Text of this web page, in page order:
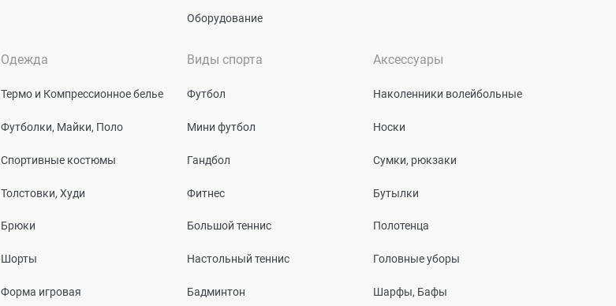
Оборудование
Одежда
Термо и Компрессионное белье
Футболки, Майки, Поло
Спортивные костюмы
Толстовки, Худи
Брюки
Шорты
Форма игровая
Виды спорта
Футбол
Мини футбол
Гандбол
Фитнес
Большой теннис
Настольный теннис
Бадминтон
Аксессуары
Наколенники волейбольные
Носки
Сумки, рюкзаки
Бутылки
Полотенца
Головные уборы
Шарфы, Бафы